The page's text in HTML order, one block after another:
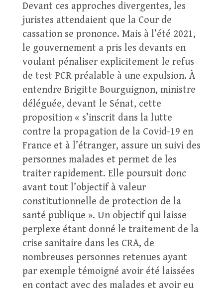
Devant ces approches divergentes, les
juristes attendaient que la Cour de
cassation se prononce. Mais à l’été 2021,
le gouvernement a pris les devants en
voulant pénaliser explicitement le refus
de test PCR préalable à une expulsion. À
entendre Brigitte Bourguignon, ministre
déléguée, devant le Sénat, cette
proposition « s’inscrit dans la lutte
contre la propagation de la Covid-19 en
France et à l’étranger, assure un suivi des
personnes malades et permet de les
traiter rapidement. Elle poursuit donc
avant tout l’objectif à valeur
constitutionnelle de protection de la
santé publique ». Un objectif qui laisse
perplexe étant donné le traitement de la
crise sanitaire dans les CRA, de
nombreuses personnes retenues ayant
par exemple témoigné avoir été laissées
en contact avec des malades et avoir eu